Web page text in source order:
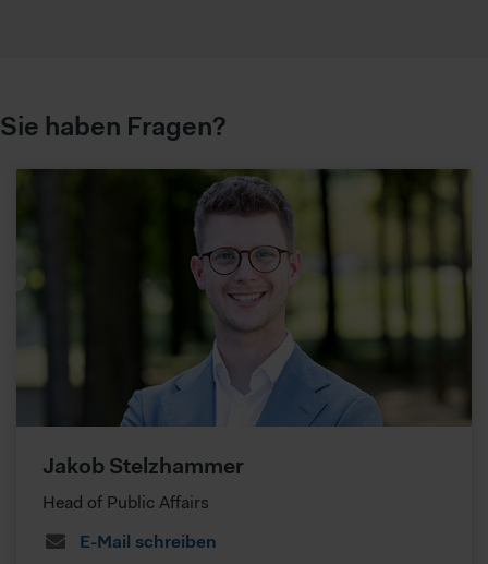
Sie haben Fragen?
Jakob Stelzhammer
Head of Public Affairs
E-Mail schreiben